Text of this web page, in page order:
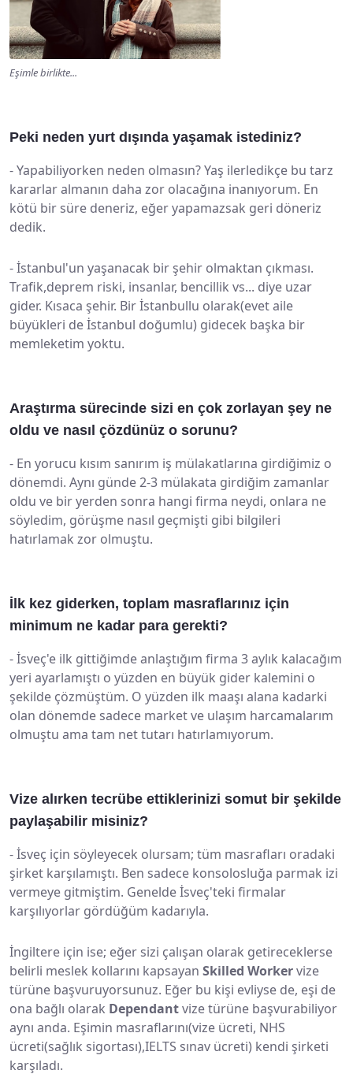
Eşimle birlikte...
Peki neden yurt dışında yaşamak istediniz?
-Yapabiliyorken neden olmasın? Yaş ilerledikçe bu tarz
kararlar almanın daha zor olacağına inanıyorum. En
kötü bir süre deneriz, eğer yapamazsak geri döneriz
dedik.
-İstanbul'un yaşanacak bir şehir olmaktan çıkması.
Trafik,deprem riski, insanlar, bencillik vs... diye uzar
gider. Kısaca şehir. Bir İstanbullu olarak(evet aile
büyükleri de İstanbul doğumlu) gidecek başka bir
memleketim yoktu.
Araştırma sürecinde sizi en çok zorlayan şey ne
oldu ve nasıl çözdünüz o sorunu?
- En yorucu kısım sanırım iş mülakatlarına girdiğimiz o
dönemdi. Aynı günde 2-3 mülakata girdiğim zamanlar
oldu ve bir yerden sonra hangi firma neydi, onlara ne
söyledim, görüşme nasıl geçmişti gibi bilgileri
hatırlamak zor olmuştu.
İlk kez giderken, toplam masraflarınız için
minimum ne kadar para gerekti?
-İsveç'e ilk gittiğimde anlaştığım firma 3 aylık kalacağım
yeri ayarlamıştı o yüzden en büyük gider kalemini o
şekilde çözmüştüm. O yüzden ilk maaşı alana kadarki
olan dönemde sadece market ve ulaşım harcamalarım
olmuştu ama tam net tutarı hatırlamıyorum.
Vize alırken tecrübe ettiklerinizi somut bir şekilde
paylaşabilir misiniz?
-İsveç için söyleyecek olursam; tüm masrafları oradaki
şirket karşılamıştı. Ben sadece konsolosluğa parmak izi
vermeye gitmiştim. Genelde İsveç'teki firmalar
karşılıyorlar gördüğüm kadarıyla.
İngiltere için ise; eğer sizi çalışan olarak getireceklerse
belirli meslek kollarını kapsayan Skilled Workervize
türüne başvuruyorsunuz. Eğer bu kişi evliyse de, eşi de
ona bağlı olarak Dependantvize türüne başvurabiliyor
aynı anda. Eşimin masraflarını(vize ücreti, NHS
ücreti(sağlık sigortası),IELTS sınav ücreti) kendi şirketi
karşıladı.